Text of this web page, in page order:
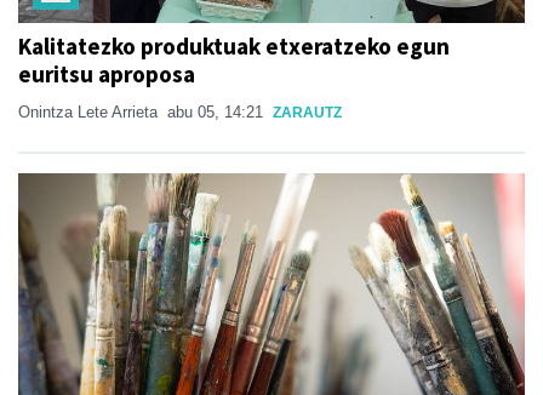
Kalitatezko produktuak etxeratzeko egun
euritsu aproposa
Onintza Lete Arrieta abu 05, 14:21 ZARAUTZ